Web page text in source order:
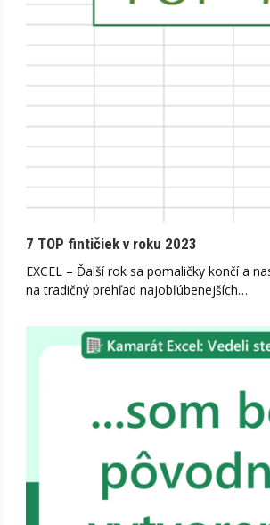
7 TOP fintičiek v roku 2023
EXCEL – Ďalší rok sa pomaličky končí a
na tradičný prehľad najobľúbenejších…